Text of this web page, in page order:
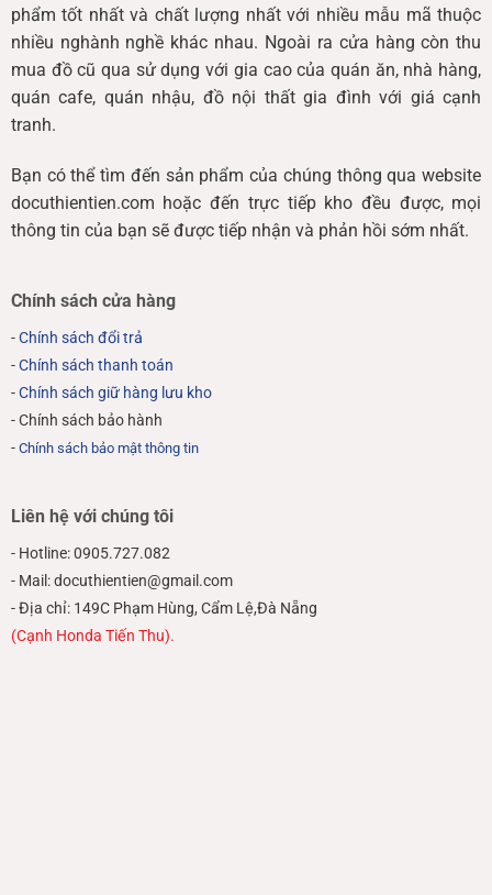
phẩm tốt nhất và chất lượng nhất với nhiều mẫu mã thuộc
nhiều nghành nghề khác nhau. Ngoài ra cửa hàng còn thu
mua đồ cũ qua sử dụng với gia cao của quán ăn, nhà hàng,
quán cafe, quán nhậu, đồ nội thất gia đình với giá cạnh
tranh.
Bạn có thể tìm đến sản phẩm của chúng thông qua website
docuthientien.com hoặc đến trực tiếp kho đều được, mọi
thông tin của bạn sẽ được tiếp nhận và phản hồi sớm nhất.
Chính sách cửa hàng
-Chính sách đổi trả
-Chính sách thanh toán
-Chính sách giữ hàng lưu kho
- Chính sách bảo hành
- Chính sách bảo mật thông tin
Liên hệ với chúng tôi
- Hotline: 0905.727.082
- Mail: docuthientien@gmail.com
- Địa chỉ: 149C Phạm Hùng, Cẩm Lệ,Đà Nẵng
(Cạnh Honda Tiến Thu).